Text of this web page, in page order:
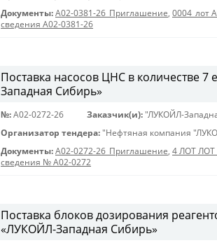
Документы: A02-0381-26_Приглашение, 0004_лот
сведения А02-0381-26
Поставка насосов ЦНС в количестве
Западная Сибирь»
№: A02-0272-26 Заказчик(и): "ЛУКОЙЛ-
Организатор тендера: "Нефтяная компания
Документы: A02-0272-26_Приглашение, 4 ЛОТ ЛОТ
сведения № A02-0272
Поставка блоков дозирования
«ЛУКОЙЛ-Западная Сибирь»